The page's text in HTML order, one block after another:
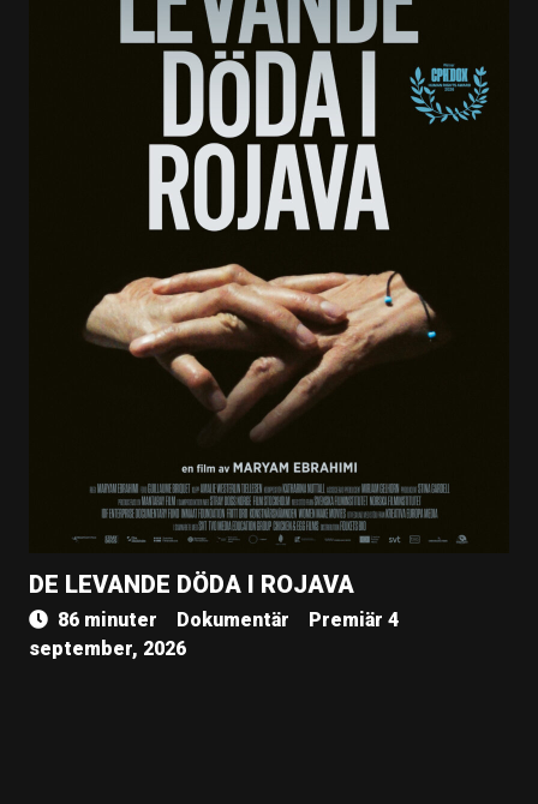
DE LEVANDE DÖDA I ROJAVA
86 minuter Dokumentär
Premiär 4
september, 2026